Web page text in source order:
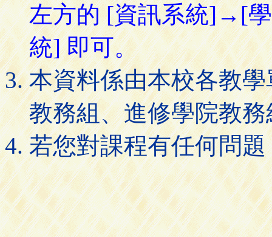
左方的 [資訊系統]→[
統] 即可。
本資料係由本校各教
教務組、進修學院教
若您對課程有任何問